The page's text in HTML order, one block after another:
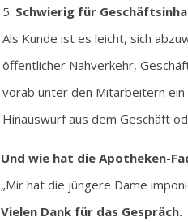
Schwierig für
Als Kunde ist es leicht, sich
öffentlicher Nahverkehr,
vorab unter den Mitarbeitern ein
Hinauswurf aus dem Geschäft
Und wie hat die Apotheken-
„Mir hat die jüngere Dame
Vielen Dank für das Gespräch.